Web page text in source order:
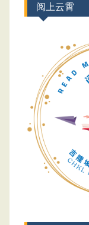
阅上云霄